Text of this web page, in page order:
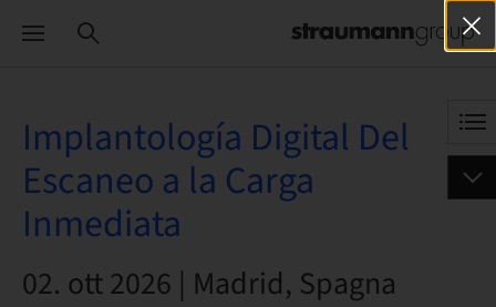
Implantología Digital Del
Escaneo a la Carga
Inmediata
02. ott 2026 | Madrid, Spagna